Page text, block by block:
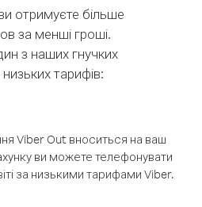
отримуєте більше
за менші гроші.
з наших гнучких
низьких тарифів:
Viber Out вноситься на ваш
ви можете телефонувати
за низькими тарифами Viber.